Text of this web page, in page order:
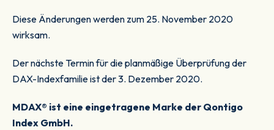
Diese Änderungen werden zum 25. November 2020
wirksam.
Der nächste Termin für die planmäßige Überprüfung der
DAX-Indexfamilie ist der 3. Dezember 2020.
MDAX® ist eine eingetragene Marke der Qontigo
Index GmbH.